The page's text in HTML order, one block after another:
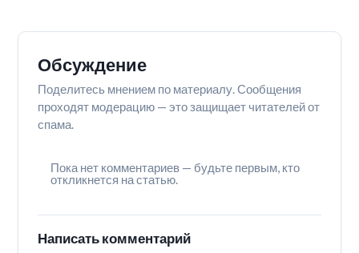
Обсуждение
Поделитесь мнением по материалу. Сообщения
проходят модерацию — это защищает читателей от
спама.
Пока нет комментариев — будьте первым, кто
откликнется на статью.
Написать комментарий